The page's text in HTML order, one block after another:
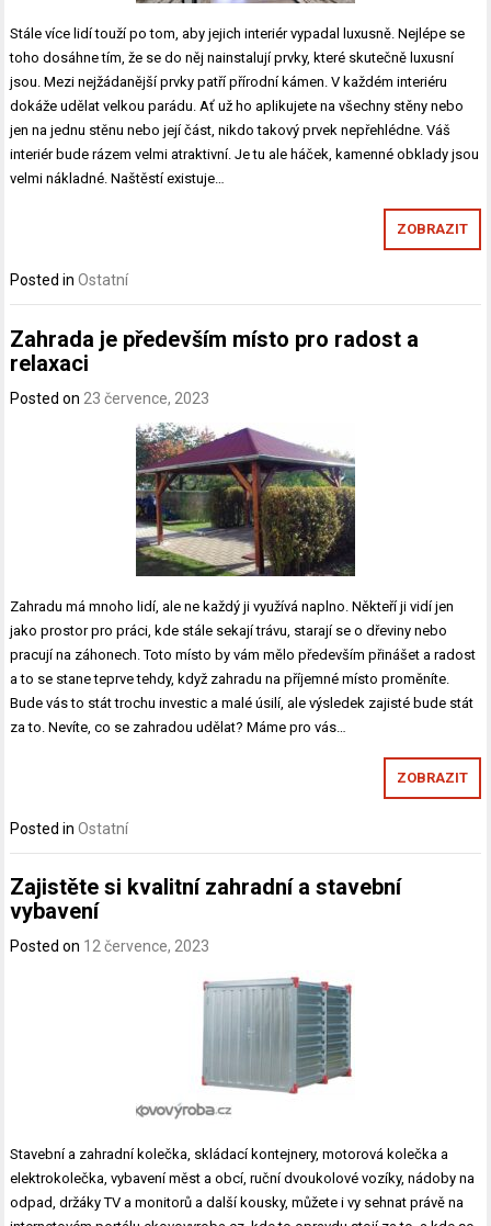
Stále více lidí touží po tom, aby jejich interiér vypadal luxusně. Nejlépe se
toho dosáhne tím, že se do něj nainstalují prvky, které skutečně luxusní
jsou. Mezi nejžádanější prvky patří přírodní kámen. V každém interiéru
dokáže udělat velkou parádu. Ať už ho aplikujete na všechny stěny nebo
jen na jednu stěnu nebo její část, nikdo takový prvek nepřehlédne. Váš
interiér bude rázem velmi atraktivní. Je tu ale háček, kamenné obklady jsou
velmi nákladné. Naštěstí existuje…
ZOBRAZIT
Posted inOstatní
Zahrada je především místo pro radost a
relaxaci
Posted on 23 července, 2023
Zahradu má mnoho lidí, ale ne každý ji využívá naplno. Někteří ji vidí jen
jako prostor pro práci, kde stále sekají trávu, starají se o dřeviny nebo
pracují na záhonech. Toto místo by vám mělo především přinášet a radost
a to se stane teprve tehdy, když zahradu na příjemné místo proměníte.
Bude vás to stát trochu investic a malé úsilí, ale výsledek zajisté bude stát
za to. Nevíte, co se zahradou udělat? Máme pro vás…
ZOBRAZIT
Posted inOstatní
Zajistěte si kvalitní zahradní a stavební
vybavení
Posted on 12 července, 2023
Stavební a zahradní kolečka, skládací kontejnery, motorová kolečka a
elektrokolečka, vybavení měst a obcí, ruční dvoukolové vozíky, nádoby na
odpad, držáky TV a monitorů a další kousky, můžete i vy sehnat právě na